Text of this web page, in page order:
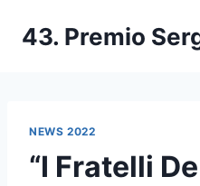
43. Premio
NEWS 2022
“I Fratelli